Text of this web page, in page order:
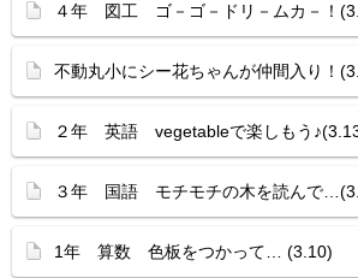
４年 図工 ゴ－ゴ－ドリ－ムカ－！
不動丸小にシー花ちゃんが仲間入り！
２年 英語 vegetableで楽しもう
３年 国語 モチモチの木を読んで
1年 算数 色板をつかって… (3.10)